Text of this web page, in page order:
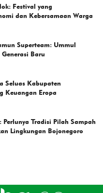
Festival yang
dan Kebersamaan Warga
Superteam: Ummul
Baru
Seluas Kabupaten
Keuangan Eropa
Tradisi Pilah Sampah
Lingkungan Bojonegoro